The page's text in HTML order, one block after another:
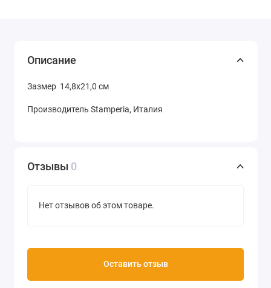
Описание
Зазмер 14,8х21,0 см
Производитель Stamperia, Италия
Отзывы 0
Нет отзывов об этом товаре.
Оставить отзыв